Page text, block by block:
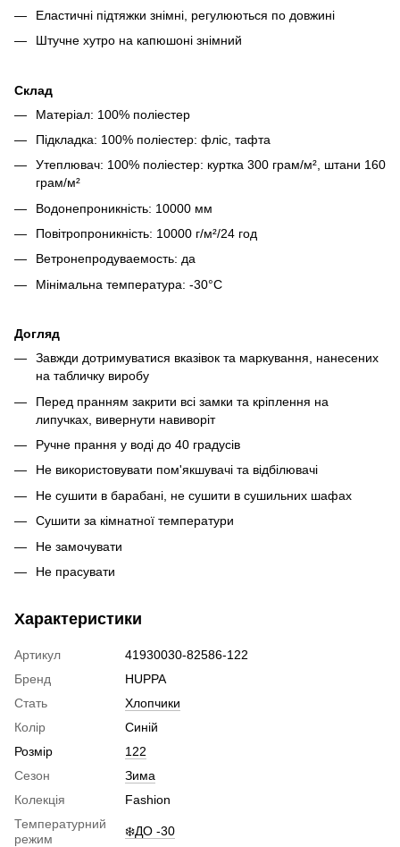
Еластичні підтяжки знімні, регулюються по довжині
Штучне хутро на капюшоні знімний
Склад
Матеріал: 100% поліестер
Підкладка: 100% поліестер: фліс, тафта
Утеплювач: 100% поліестер: куртка 300 грам/м², штани 160
грам/м²
Водонепроникність: 10000 мм
Повітропроникність: 10000 г/м²/24 год
Ветронепродуваемость: да
Мінімальна температура: -30°C
Догляд
Завжди дотримуватися вказівок та маркування, нанесених
на табличку виробу
Перед пранням закрити всі замки та кріплення на
липучках, вивернути навиворіт
Ручне прання у воді до 40 градусів
Не використовувати пом'якшувачі та відбілювачі
Не сушити в барабані, не сушити в сушильних шафах
Сушити за кімнатної температури
Не замочувати
Не прасувати
Характеристики
Артикул
41930030-82586-122
Бренд
HUPPA
Стать
Хлопчики
Колір
Синій
Розмір
122
Сезон
Зима
Колекція
Fashion
Температурний
режим
❄️ДО -30